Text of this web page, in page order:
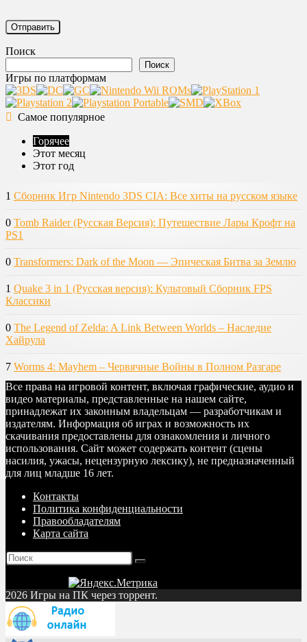
Поиск
Поиск
Игры по платформам
Самое популярное
Горячее
Этот месяц
Этот год
1 Сборник Игр Nintendo 3DS CIA: Все хиты на русском языке
0 Tomb Raider (Русская Версия): Путешествие Лары Крофт на
PS1
0 Transformers: Dark of the Moon — Эпическая Битва за Землю
1 Quake 3 in 1 (Русская версия): Культовый Сборник FPS
Классики
0 The Legend of Zelda: A Link Between Worlds – Наследие
Хайрула
7 Worms 4: Mayhem – Червячные Войны в Полном Разгаре
Все права на игровой контент, включая графические, аудио и
видео материалы, представленные на нашем сайте,
принадлежат их законным владельцам — разработчикам и
издателям. Информация об играх и возможность их
скачивания предоставлены для ознакомления и личного
использования. Сайт может содержать контент (сцены
насилия, ужасы, нецензурную лексику), не предназначенный
для лиц младше 16 лет.
Контакты
Политика конфиденциальности
Правообладателям
Карта сайта
2026 Игры на ПК через торрент.